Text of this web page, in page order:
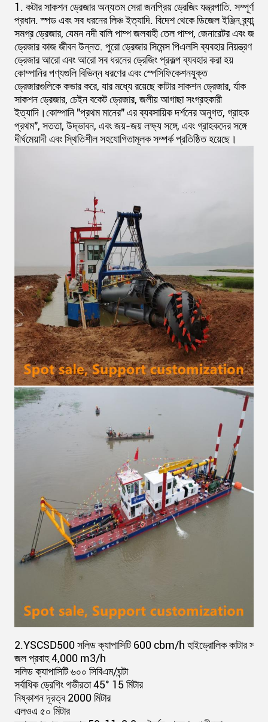
1. কটার সাকশন ড্রেজার অন্যতম সেরা জনপ্রিয় ড্রেজিং যন্ত্রপাতি. সম্পূর্ণ
প্রধান. স্পড এবং সব ধরনের লিঞ্চ ইত্যাদি. বিদেশ থেকে ডিজেল ইঞ্জিন
সমগ্র ড্রেজার, যেমন নদী বালি পাম্প জলবাহী তেল পাম্প, জেনারেটর এবং জল
ড্রেজার কাজ জীবন উন্নত. পুরো ড্রেজার সিমেন্স পিএলসি ব্যবহার নিয়ন্ত্রণ
ড্রেজার আরো এবং আরো সব ধরনের ড্রেজিং প্রকল্প ব্যবহার করা হয়
কোম্পানির পণ্যগুলি বিভিন্ন ধরণের এবং স্পেসিফিকেশনযুক্ত
ড্রেজারগুলিকে কভার করে, যার মধ্যে রয়েছে কাটার সাকশন ড্রেজার, র্যাক
সাকশন ড্রেজার, চেইন বকেট ড্রেজার, জলীয় আগাছা সংগ্রহকারী
ইত্যাদি।কোম্পানি "প্রথম মানের" এর ব্যবসায়িক দর্শনের অনুগত, গ্রাহক
প্রথম", সততা, উদ্ভাবন, এবং জয়-জয় লক্ষ্য সঙ্গে, এবং গ্রাহকদের সঙ্গে
দীর্ঘমেয়াদী এবং স্থিতিশীল সহযোগিতামূলক সম্পর্ক প্রতিষ্ঠিত হয়েছে।
2.YSCSD500 সলিড ক্যাপাসিটি 600 cbm/h হাইড্রোলিক কাটার
জল প্রবাহ 4,000 m3/h
সলিড ক্যাপাসিটি ৬০০ সিবিএম/ঘন্টা
সর্বাধিক ড্রেগিং গভীরতা 45° 15 মিটার
নিষ্কাশন দূরত্ব 2000 মিটার
এলওএ ৫০ মিটার